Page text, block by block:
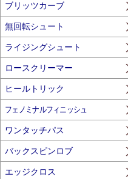
ブリッツカーブ
無回転シュート
ライジングシュート
ロースクリーマー
ヒールトリック
フェノミナルフィニッシュ
ワンタッチパス
バックスピンロブ
エッジクロス